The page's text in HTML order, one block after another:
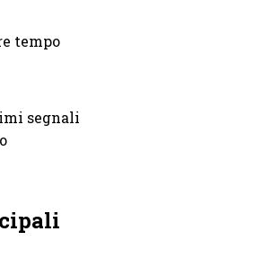
tempo
segnali